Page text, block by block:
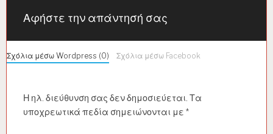
ρ
θ
Αφήστε την απάντησή σας
Σχόλια μέσω Wordpress (0) Σχόλια μέσω Facebook
Η ηλ. διεύθυνση σας δεν δημοσιεύεται. Τα
υποχρεωτικά πεδία σημειώνονται με *